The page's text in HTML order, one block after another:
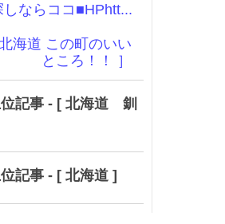
ならココ■HPhtt...
海道 この町のいい
ところ！！ ］
位記事 - [ 北海道 釧
記事 - [ 北海道 ]